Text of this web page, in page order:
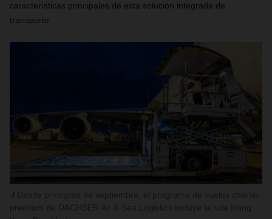
características principales de esta solución integrada de
transporte.